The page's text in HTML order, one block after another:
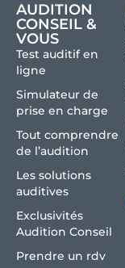
AUDITION
CONSEIL &
VOUS
Test auditif en
ligne
Simulateur de
prise en charge
Tout comprendre
de l’audition
Les solutions
auditives
Exclusivités
Audition Conseil
Prendre un rdv